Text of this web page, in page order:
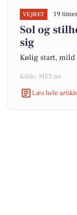
VEJRET 19
Sol og
sig
Kølig start, mild
Kilde: MET.no
Læs hele